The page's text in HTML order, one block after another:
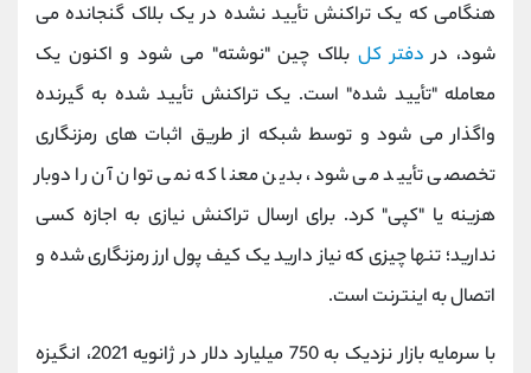
هنگامی که یک تراکنش تأیید نشده در یک بلاک گنجانده می
شود، در دفتر کل بلاک چین "نوشته" می شود و اکنون یک
معامله "تأیید شده" است. یک تراکنش تأیید شده به گیرنده
واگذار می شود و توسط شبکه از طریق اثبات های رمزنگاری
تخصصی تأیید می شود، بدین معنا که نمی توان آن را دوبار
هزینه یا "کپی" کرد. برای ارسال تراکنش نیازی به اجازه کسی
ندارید؛ تنها چیزی که نیاز دارید یک کیف پول ارز رمزنگاری شده و
اتصال به اینترنت است.
با سرمایه بازار نزدیک به 750 میلیارد دلار در ژانویه 2021، انگیزه